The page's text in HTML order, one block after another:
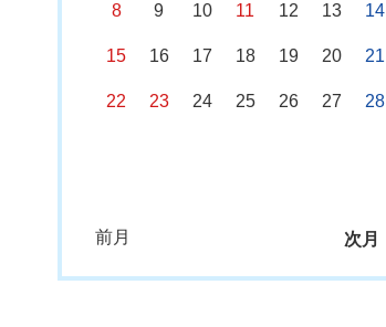
8 9 10 11 12 13 14
15 16 17 18 19 20 21
22 23 24 25 26 27 28
前月 次月